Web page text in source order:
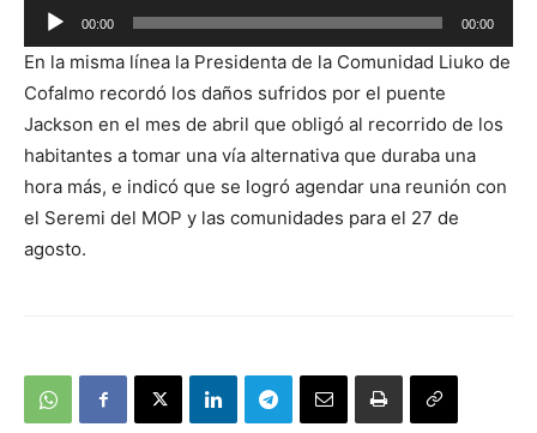
Reproductor
de
audio
00:00 00:00
En la misma línea la Presidenta de la Comunidad Liuko de
Cofalmo recordó los daños sufridos por el puente
Jackson en el mes de abril que obligó al recorrido de los
habitantes a tomar una vía alternativa que duraba una
hora más, e indicó que se logró agendar una reunión con
el Seremi del MOP y las comunidades para el 27 de
agosto.